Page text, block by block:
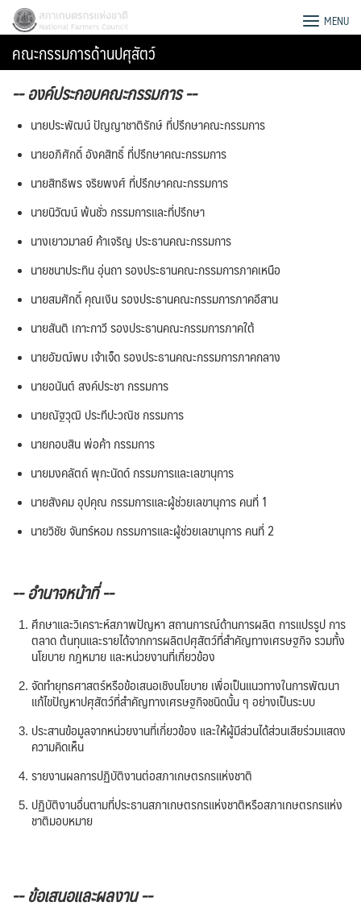
Skip
content
Search
for:
สภาเกษตรกรแห่งชาติ MENU
คณะกรรมการด้านปศุสัตว์
-- องค์ประกอบคณะกรรมการ --
นายประพัฒน์ ปัญญาชาติรักษ์ ที่ปรึกษาคณะกรรมการ
นายอภิศักดิ์ อังคสิทธิ์ ที่ปรึกษาคณะกรรมการ
นายสิทธิพร จริยพงศ์ ที่ปรึกษาคณะกรรมการ
นายนิวัฒน์ พ้นชั่ว กรรมการและที่ปรึกษา
นางเยาวมาลย์ ค้าเจริญ ประธานคณะกรรมการ
นายชนาประทิน อุ่นถา รองประธานคณะกรรมการภาคเหนือ
นายสมศักดิ์ คุณเงิน รองประธานคณะกรรมการภาคอีสาน
นายสันติ เกาะกาวี รองประธานคณะกรรมการภาคใต้
นายอัฆฒ์พบ เจ้าเจ็ด รองประธานคณะกรรมการภาคกลาง
นายอนันต์ สงค์ประชา กรรมการ
นายณัฐวุฒิ ประทีปะวณิช กรรมการ
นายกอบสิน พ่อค้า กรรมการ
นายมงคลัตถ์ พุกะนัดด์ กรรมการและเลขานุการ
นายสังคม อุปคุณ กรรมการและผู้ช่วยเลขานุการ คนที่ 1
นายวิชัย จันทร์หอม กรรมการและผู้ช่วยเลขานุการ คนที่ 2
-- อำนาจหน้าที่ --
ศึกษาและวิเคราะห์สภาพปัญหา สถานการณ์ด้านการผลิต การแปรรูป การ
ตลาด ต้นทุนและรายได้จากการผลิตปศุสัตว์ที่สำคัญทางเศรษฐกิจ รวมทั้ง
นโยบาย กฎหมาย และหน่วยงานที่เกี่ยวข้อง
จัดทำยุทธศาสตร์หรือข้อเสนอเชิงนโยบาย เพื่อเป็นแนวทางในการพัฒนา
แก้ไขปัญหาปศุสัตว์ที่สำคัญทางเศรษฐกิจชนิดนั้น ๆ อย่างเป็นระบบ
ประสานข้อมูลจากหน่วยงานที่เกี่ยวข้อง และให้ผู้มีส่วนได้ส่วนเสียร่วมแสดง
ความคิดเห็น
รายงานผลการปฏิบัติงานต่อสภาเกษตรกรแห่งชาติ
ปฏิบัติงานอื่นตามที่ประธานสภาเกษตรกรแห่งชาติหรือสภาเกษตรกรแห่ง
ชาติมอบหมาย
-- ข้อเสนอและผลงาน --